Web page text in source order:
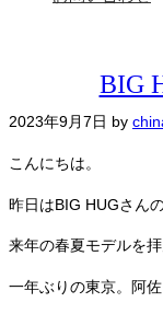
BIG
2023年9月7日 by
こんにちは。
昨日はBIG HUGさん
来年の春夏モデルを
一年ぶりの東京。阿